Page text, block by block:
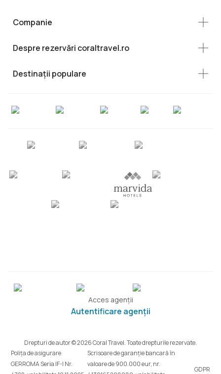
Companie
Despre rezervări coraltravel.ro
Destinații populare
Acces agenții
Autentificare agenții
Drepturi de autor © 2026 Coral Travel. Toate drepturile rezervate.
Polița de asigurare
GERROMA Seria IF-I Nr.
Scrisoare de garanție bancară în
valoare de 900.000 eur, nr.
GDPR